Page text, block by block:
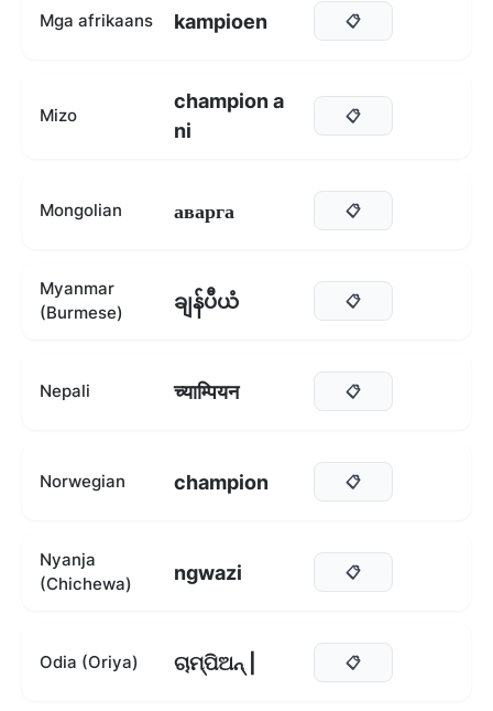
Mga afrikaans kampioen 📋
Mizo
champion a
ni
📋
Mongolian аварга 📋
Myanmar
(Burmese)
ချန်ပီယံ 📋
Nepali च्याम्पियन 📋
Norwegian champion 📋
Nyanja
(Chichewa)
ngwazi 📋
Odia (Oriya) ଚାମ୍ପିଅନ୍ | 📋